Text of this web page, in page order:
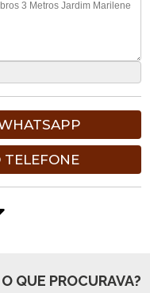
QUE PROCURAVA?